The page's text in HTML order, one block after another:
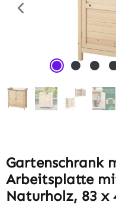
Gartenschrank
Arbeitsplatte
Naturholz, 83 x